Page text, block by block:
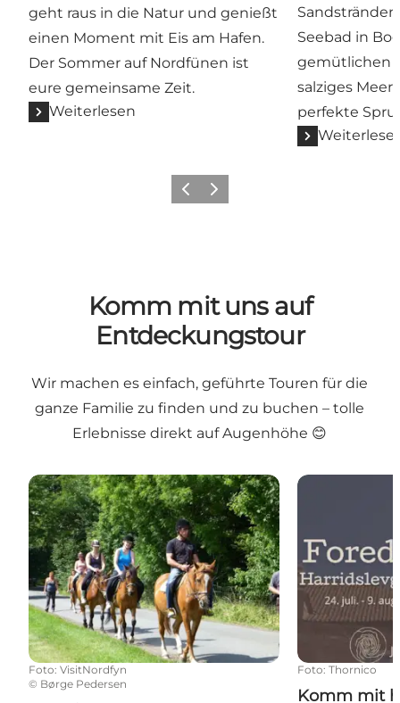
geht raus in die Natur und genießt
einen Moment mit Eis am Hafen.
Der Sommer auf Nordfünen ist
eure gemeinsame Zeit.
Weiterlesen
Seebad in
gemütlichen
salziges Meer
perfekte
Vorherige Folie
Nächste Folie
Komm mit uns auf
Entdeckungstour
Wir machen es einfach, geführte Touren für die
ganze Familie zu finden und zu buchen – tolle
Erlebnisse direkt auf Augenhöhe 😊
Ausreiten von Bogense
Foto: VisitNordfyn
© Børge Pedersen
Komm mit
Foto: Thornico
Komm mit